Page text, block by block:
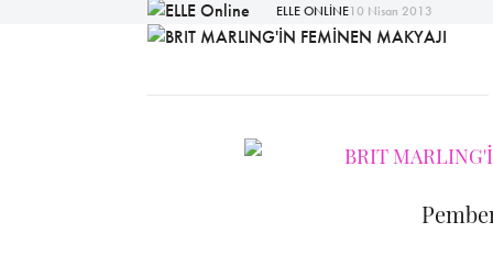
ELLE ONLİNE10 Nisan 2013